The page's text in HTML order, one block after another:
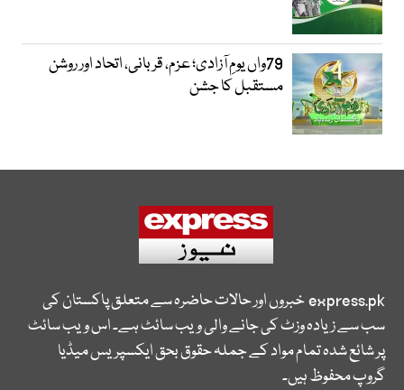
79واں یومِ آزادی؛ عزم، قربانی، اتحاد اور روشن
مستقبل کا جشن
express.pkخبروں اور حالات حاضرہ سے متعلق پاکستان کی
سب سے زیادہ وزٹ کی جانے والی ویب سائٹ ہے۔ اس ویب سائٹ
پر شائع شدہ تمام مواد کے جملہ حقوق بحق ایکسپریس میڈیا
گروپ محفوظ ہیں۔